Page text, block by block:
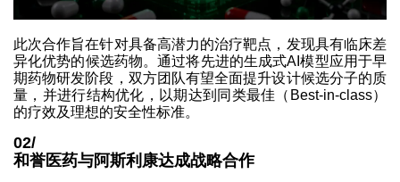
此次合作旨在针对具备高潜力的治疗靶点，发现具有临床差
异化优势的候选药物。通过将先进的生成式AI模型应用于早
期药物研发阶段，双方团队有望全面提升设计候选分子的质
量，并进行结构优化，以期达到同类最佳（Best-in-class）
的疗效及理想的安全性标准。
02/
和誉医药与阿斯利康达成战略合作